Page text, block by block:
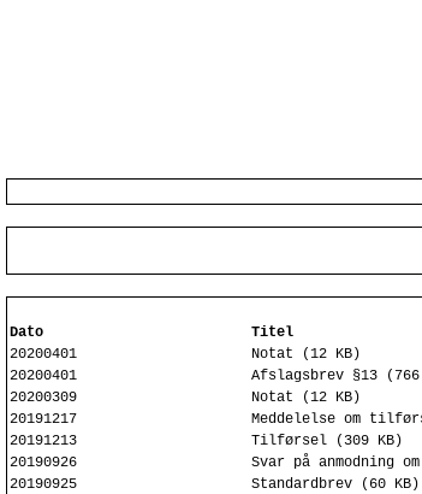
Dato
Titel
20200401
Notat (12 KB)
20200401
Afslagsbrev §13 (766
20200309
Notat (12 KB)
20191217
Meddelelse om
20191213
Tilførsel (309 KB)
20190926
Svar på anmodning
20190925
Standardbrev (60 KB)